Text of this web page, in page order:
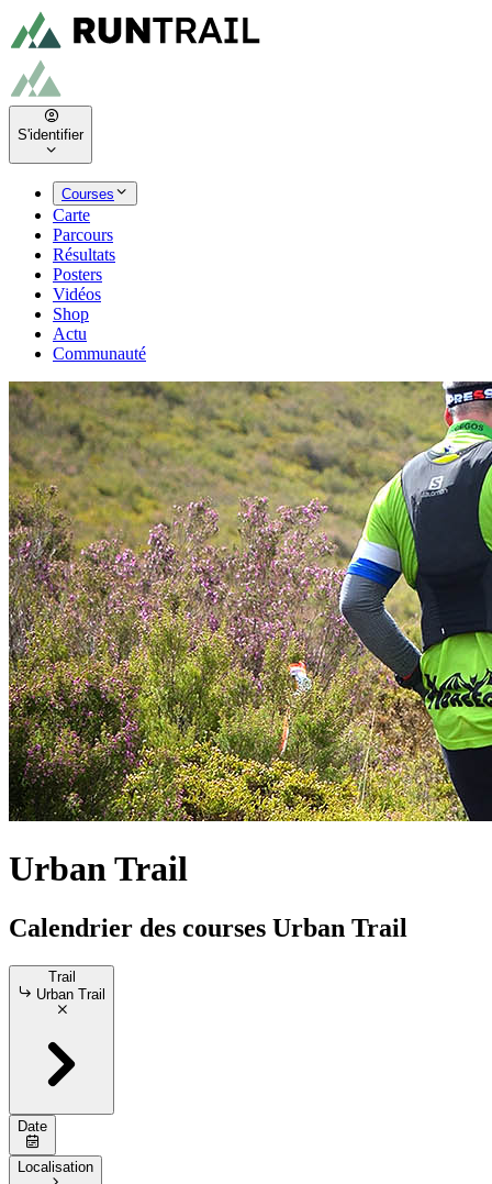
S'identifier
Courses
Carte
Parcours
Résultats
Posters
Vidéos
Shop
Actu
Communauté
Urban Trail
Calendrier des courses Urban Trail
Trail
Urban Trail
Date
Localisation